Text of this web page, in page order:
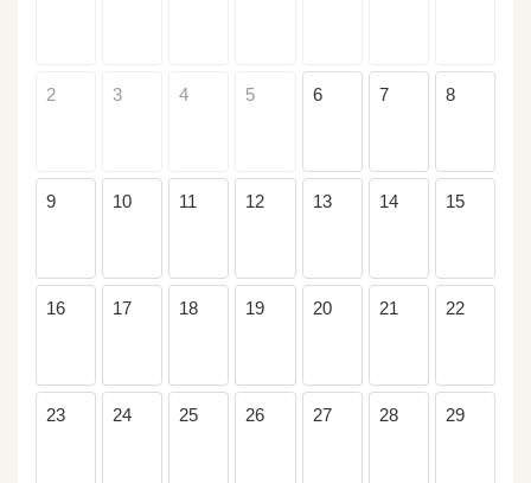
2 3 4 5 6 7 8
9 10 11 12 13 14 15
16 17 18 19 20 21 22
23 24 25 26 27 28 29